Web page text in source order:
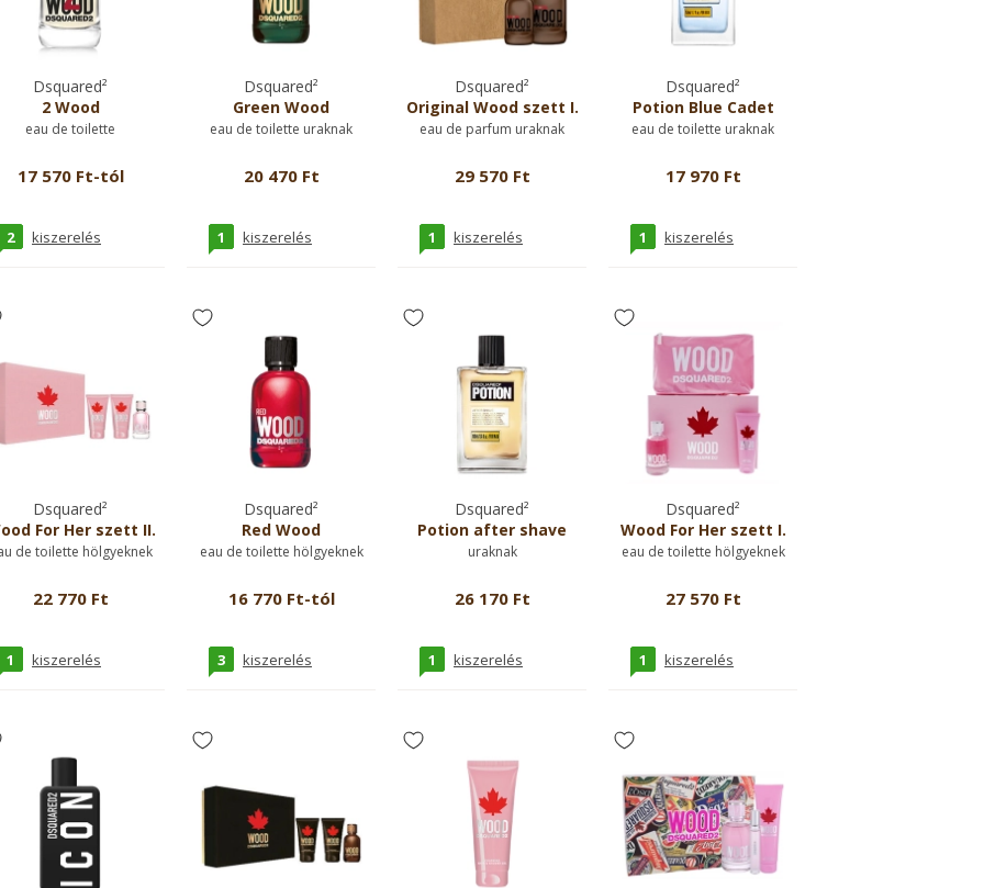
Dsquared²
2 Wood
eau de toilette
17 570 Ft-tól
2 kiszerelés
Dsquared²
Green Wood
eau de toilette uraknak
20 470 Ft
1 kiszerelés
Dsquared²
Original Wood szett I.
eau de parfum uraknak
29 570 Ft
1 kiszerelés
Dsquared²
Potion Blue Cadet
eau de toilette uraknak
17 970 Ft
1 kiszerelés
Dsquared²
For Her szett II.
de toilette hölgyeknek
22 770 Ft
1 kiszerelés
Dsquared²
Red Wood
eau de toilette hölgyeknek
16 770 Ft-tól
3 kiszerelés
Dsquared²
Potion after shave
uraknak
26 170 Ft
1 kiszerelés
Dsquared²
Wood For Her szett I.
eau de toilette hölgyeknek
27 570 Ft
1 kiszerelés